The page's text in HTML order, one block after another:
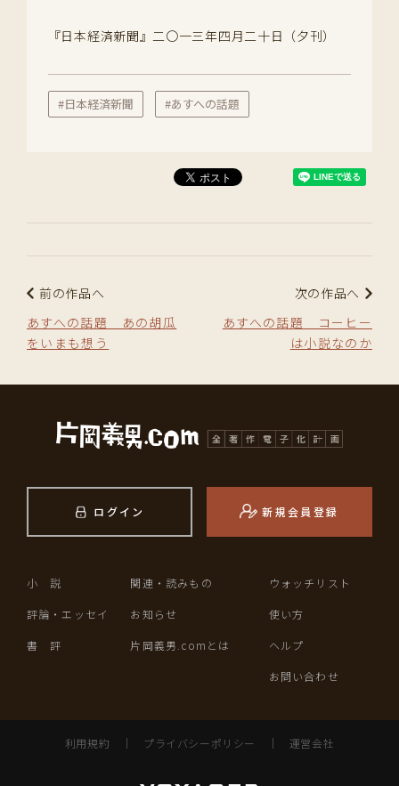
『日本経済新聞』二〇一三年四月二十日（夕刊）
#日本経済新聞 #あすへの話題
前の作品へ
あすへの話題 あの胡瓜
をいまも想う
次の作品へ
あすへの話題 コーヒー
は小説なのか
ログイン 新規会員登録
小 説
評論・エッセイ
書 評
関連・読みもの
お知らせ
片岡義男.comとは
ウォッチリスト
使い方
ヘルプ
お問い合わせ
利用規約 ｜ プライバシーポリシー ｜ 運営会社